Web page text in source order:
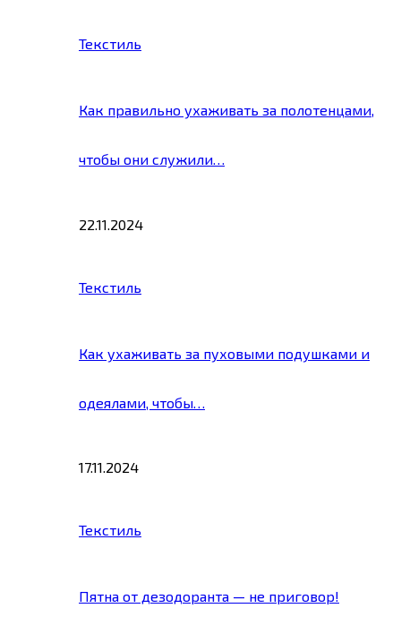
Текстиль
Как правильно ухаживать за полотенцами,
чтобы они служили…
22.11.2024
Текстиль
Как ухаживать за пуховыми подушками и
одеялами, чтобы…
17.11.2024
Текстиль
Пятна от дезодоранта — не приговор!